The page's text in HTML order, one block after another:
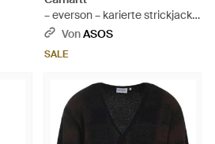
– everson – karierte strickjacke
- Schwarz
VonASOS
SALE